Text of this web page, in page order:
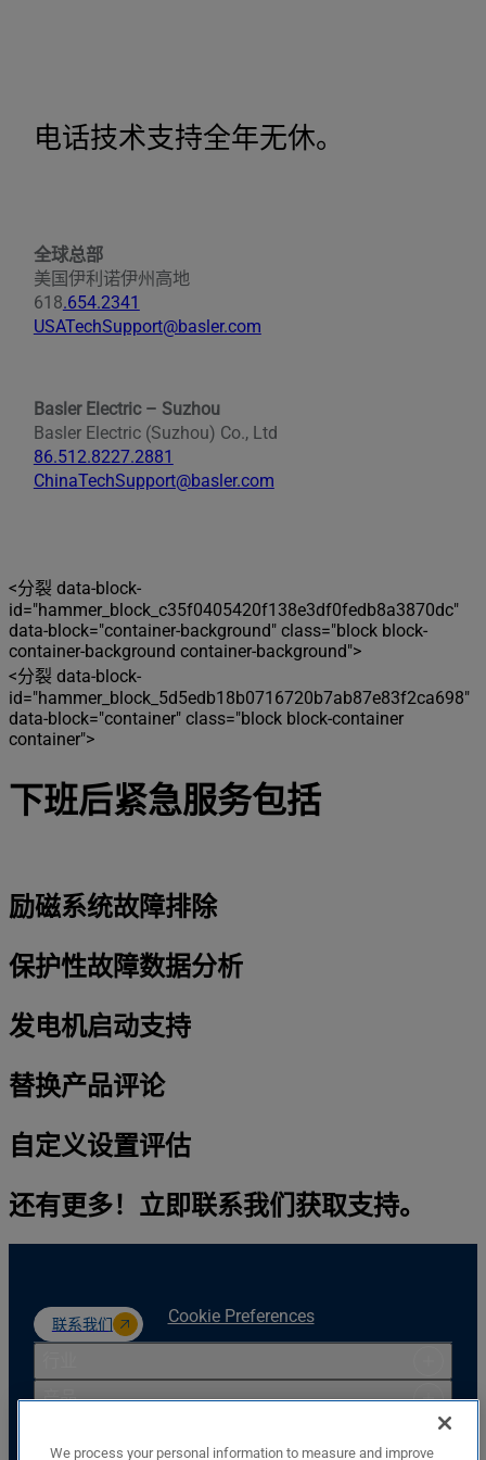
电话技术支持全年无休。
全球总部
美国伊利诺伊州高地
618.654.2341
USATechSupport@basler.com
Basler Electric – Suzhou
Basler Electric (Suzhou) Co., Ltd
86.512.8227.2881
ChinaTechSupport@basler.com
<分裂 data-block-
id="hammer_block_c35f0405420f138e3df0fedb8a3870dc"
data-block="container-background" class="block block-
container-background container-background">
<分裂 data-block-
id="hammer_block_5d5edb18b0716720b7ab87e83f2ca698"
data-block="container" class="block block-container
container">
下班后紧急服务包括
励磁系统故障排除
保护性故障数据分析
发电机启动支持
替换产品评论
自定义设置评估
还有更多！立即联系我们获取支持。
联系我们 Cookie Preferences
产品
We process your personal information to measure and improve